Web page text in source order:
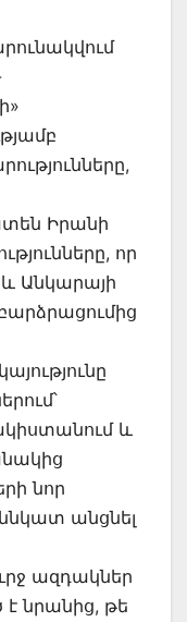
Իրանի
որ
Անկարայի
և
նոր
անցնել
ազդակներ
նրանից, թե